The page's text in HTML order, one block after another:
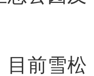
前雪松